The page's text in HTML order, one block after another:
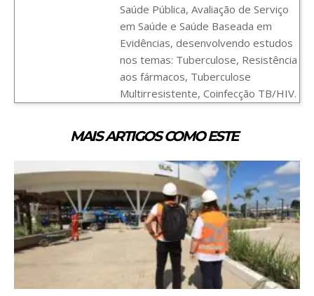
Saúde Pública, Avaliação de Serviço
em Saúde e Saúde Baseada em
Evidências, desenvolvendo estudos
nos temas: Tuberculose, Resistência
aos fármacos, Tuberculose
Multirresistente, Coinfecção TB/HIV.
MAIS ARTIGOS COMO ESTE